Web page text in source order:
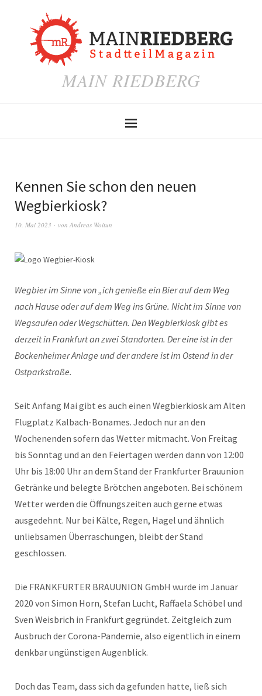
MAIN RIEDBERG
Kennen Sie schon den neuen
Wegbierkiosk?
10. Mai 2023 von Andreas Woitun
Wegbier im Sinne von „ich genieße ein Bier auf dem Weg
nach Hause oder auf dem Weg ins Grüne. Nicht im Sinne von
Wegsaufen oder Wegschütten. Den Wegbierkiosk gibt es
derzeit in Frankfurt an zwei Standorten. Der eine ist in der
Bockenheimer Anlage und der andere ist im Ostend in der
Ostparkstraße.
Seit Anfang Mai gibt es auch einen Wegbierkiosk am Alten
Flugplatz Kalbach-Bonames. Jedoch nur an den
Wochenenden sofern das Wetter mitmacht. Von Freitag
bis Sonntag und an den Feiertagen werden dann von 12:00
Uhr bis 18:00 Uhr an dem Stand der Frankfurter Brauunion
Getränke und belegte Brötchen angeboten. Bei schönem
Wetter werden die Öffnungszeiten auch gerne etwas
ausgedehnt. Nur bei Kälte, Regen, Hagel und ähnlich
unliebsamen Überraschungen, bleibt der Stand
geschlossen.
Die FRANKFURTER BRAUUNION GmbH wurde im Januar
2020 von Simon Horn, Stefan Lucht, Raffaela Schöbel und
Sven Weisbrich in Frankfurt gegründet. Zeitgleich zum
Ausbruch der Corona-Pandemie, also eigentlich in einem
denkbar ungünstigen Augenblick.
Doch das Team, dass sich da gefunden hatte, ließ sich